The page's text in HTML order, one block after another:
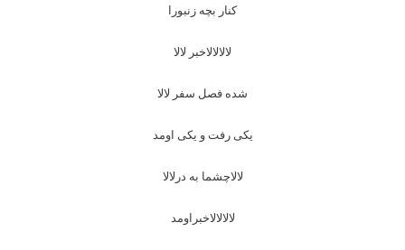
کنار بچه زنبورا
لالالالاخبر لالا
شده فصل سفر لالا
یکی رفت و یکی اومد
لالاچشما به درلالا
لالالالاخبراومد